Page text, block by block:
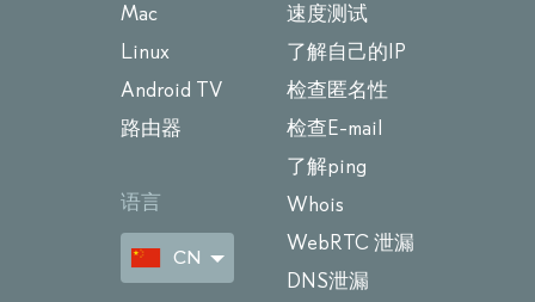
Mac
Linux
Android TV
路由器
语言
CN
速度测试
了解自己的IP
检查匿名性
检查E-mail
了解ping
Whois
WebRTC 泄漏
DNS泄漏